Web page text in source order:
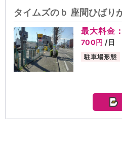
タイムズのｂ 座間ひばり
最大料金：
700円 /日
駐車場形態